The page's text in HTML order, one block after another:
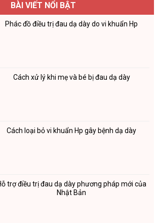
BÀI VIẾT NỔI BẬT
Phác đồ điều trị đau dạ dày do vi khuẩn Hp
Cách xử lý khi mẹ và bé bị đau dạ dày
Cách loại bỏ vi khuẩn Hp gây bệnh dạ dày
trợ điều trị đau dạ dày phương pháp mới của
Nhật Bản